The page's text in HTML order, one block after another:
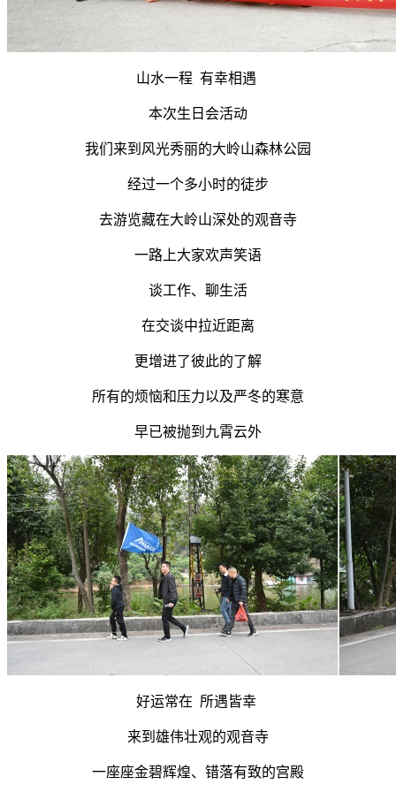
山水一程 有幸相遇
本次生日会活动
我们来到风光秀丽的大岭山森林公园
经过一个多小时的徒步
去游览藏在大岭山深处的观音寺
一路上大家欢声笑语
谈工作、聊生活
在交谈中拉近距离
更增进了彼此的了解
所有的烦恼和压力以及严冬的寒意
早已被抛到九霄云外
好运常在 所遇皆幸
来到雄伟壮观的观音寺
一座座金碧辉煌、错落有致的宫殿